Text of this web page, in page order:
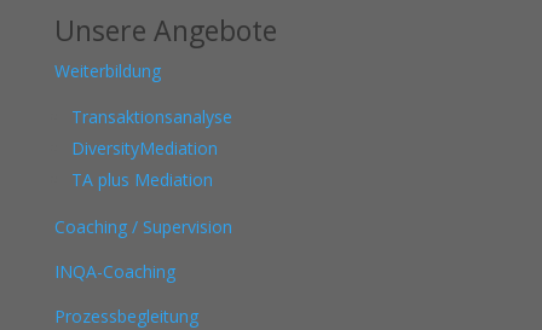
Unsere Angebote
Weiterbildung
Transaktionsanalyse
DiversityMediation
TA plus Mediation
Coaching / Supervision
INQA-Coaching
Prozessbegleitung